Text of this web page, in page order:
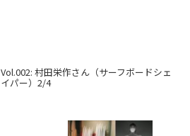
Vol.002: 村田栄作さん（サーフボードシェ
イパー）2/4